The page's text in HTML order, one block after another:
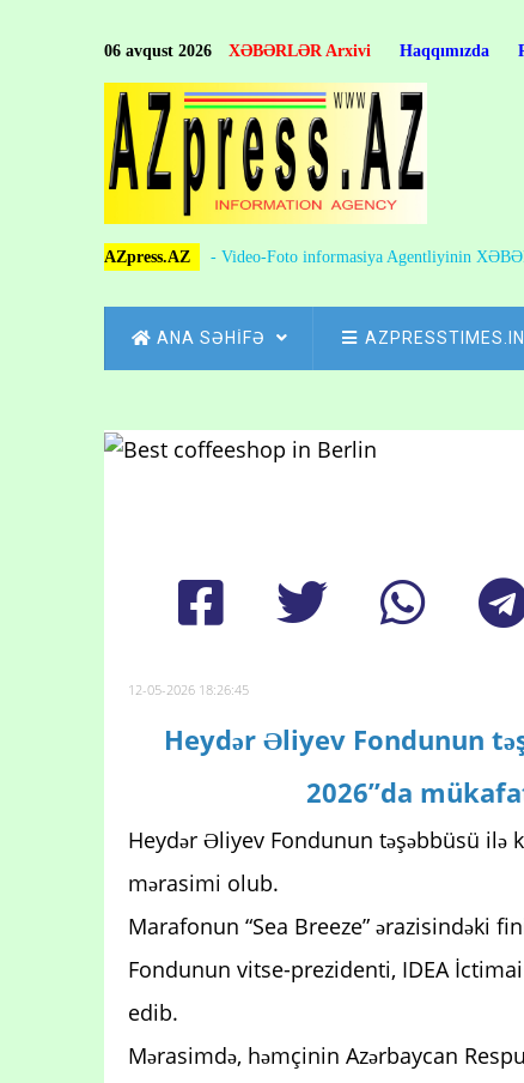
06 avqust 2026 XƏBƏRLƏR Arxivi Haqqımızda
AZpress.AZ - Video-Foto informasiya Agentliyinin
MAIN
NAVIGATION
ANA SƏHİFƏ
Breadcrumb
12-05-2026 18:26:45
Heydər Əliyev Fondunun
2026”da
Heydər Əliyev Fondunun təşəbbüsü ilə
mərasimi olub.
Marafonun “Sea Breeze” ərazisindəki
Fondunun vitse-prezidenti, IDEA
edib.
Mərasimdə, həmçinin Azərbaycan